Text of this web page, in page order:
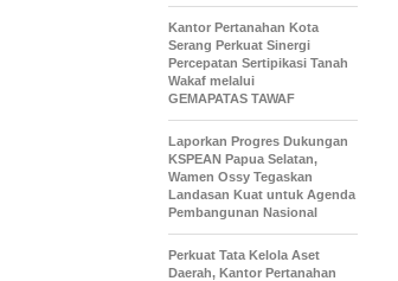
Kantor Pertanahan Kota
Serang Perkuat Sinergi
Percepatan Sertipikasi Tanah
Wakaf melalui
GEMAPATAS TAWAF
Laporkan Progres Dukungan
KSPEAN Papua Selatan,
Wamen Ossy Tegaskan
Landasan Kuat untuk Agenda
Pembangunan Nasional
Perkuat Tata Kelola Aset
Daerah, Kantor Pertanahan